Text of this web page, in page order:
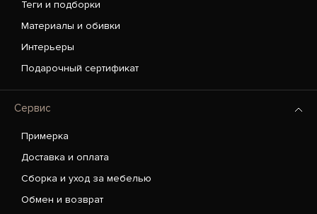
Теги и подборки
Материалы и обивки
Интерьеры
Подарочный сертификат
Сервис
Примерка
Доставка и оплата
Сборка и уход за мебелью
Обмен и возврат